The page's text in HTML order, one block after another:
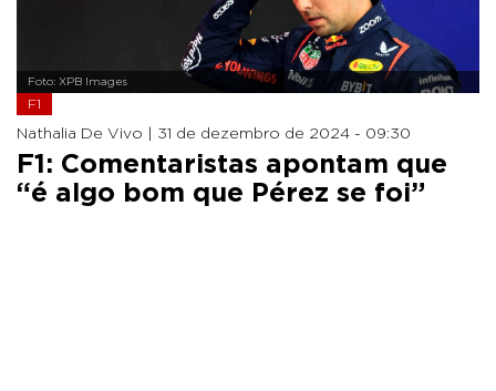
Foto: XPB Images
F1
Nathalia De Vivo | 31 de dezembro de 2024 - 09:30
F1: Comentaristas apontam que
“é algo bom que Pérez se foi”